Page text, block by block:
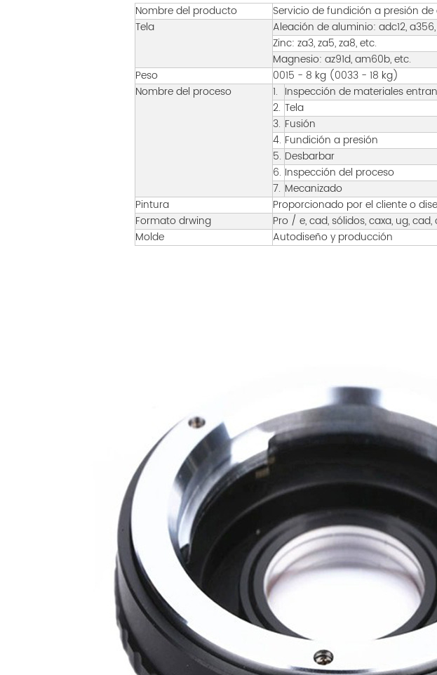
Nombre del producto
Servicio de fundición a presión
Tela
Aleación de aluminio: adc12,
Zinc: za3, za5, za8, etc.
Magnesio: az91d, am60b, etc.
Peso
0015 - 8 kg (0033 - 18 kg)
Nombre del proceso
1. Inspección de materiales
2. Tela
3. Fusión
4. Fundición a presión
5. Desbarbar
6. Inspección del proceso
7. Mecanizado
Pintura
Proporcionado por el cliente o
Formato drwing
Pro / e, cad, sólidos, caxa, ug, cad,
Molde
Autodiseño y producción